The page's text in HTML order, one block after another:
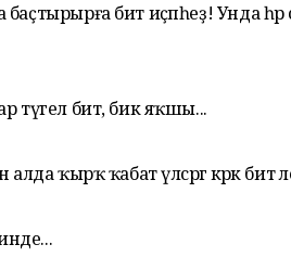
бит иҫәпһеҙ! Унда
түгел бит, бик яҡшы...
ҡырҡ ҡабат үлсәргә кәрәк бит